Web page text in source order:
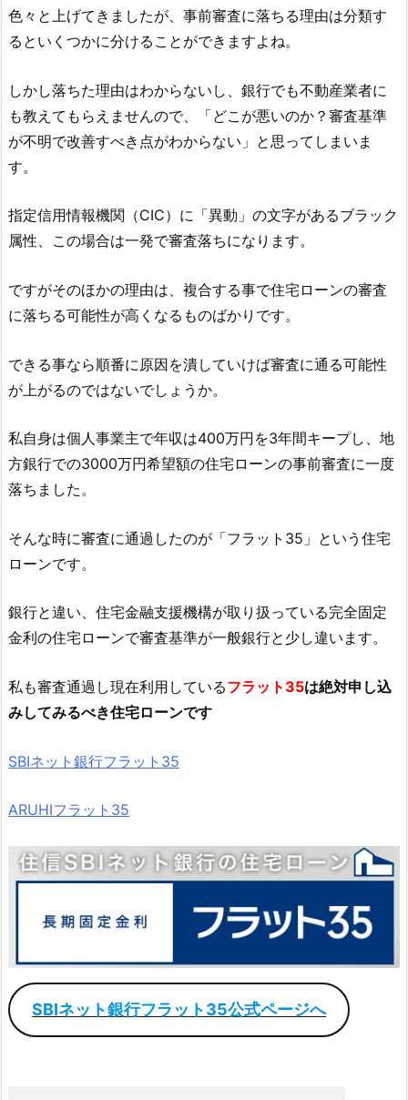
色々と上げてきましたが、事前審査に落ちる理由は分類す
るといくつかに分けることができますよね。
しかし落ちた理由はわからないし、銀行でも不動産業者に
も教えてもらえませんので、「どこが悪いのか？審査基準
が不明で改善すべき点がわからない」と思ってしまいま
す。
指定信用情報機関（CIC）に「異動」の文字があるブラック
属性、この場合は一発で審査落ちになります。
ですがそのほかの理由は、複合する事で住宅ローンの審査
に落ちる可能性が高くなるものばかりです。
できる事なら順番に原因を潰していけば審査に通る可能性
が上がるのではないでしょうか。
私自身は個人事業主で年収は400万円を3年間キープし、地
方銀行での3000万円希望額の住宅ローンの事前審査に一度
落ちました。
そんな時に審査に通過したのが「フラット35」という住宅
ローンです。
銀行と違い、住宅金融支援機構が取り扱っている完全固定
金利の住宅ローンで審査基準が一般銀行と少し違います。
私も審査通過し現在利用しているフラット35は絶対申し込
みしてみるべき住宅ローンです
SBIネット銀行フラット35
ARUHIフラット35
SBIネット銀行フラット35公式ページへ